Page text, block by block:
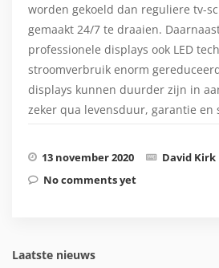
worden gekoeld dan reguliere tv-
gemaakt 24/7 te draaien.
professionele displays ook LED
stroomverbruik enorm
displays kunnen duurder zijn in
zeker qua levensduur, garantie en
13 november 2020 David Kirk
No comments yet
Laatste nieuws